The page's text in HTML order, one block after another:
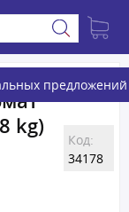
предложений
kg)
Код:
34178